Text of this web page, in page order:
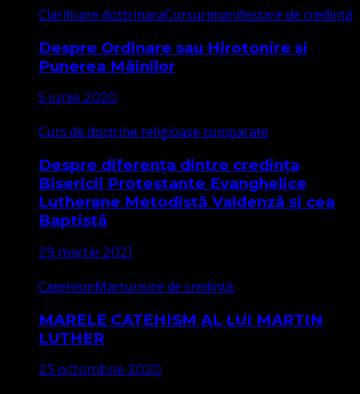
Clarificare doctrinaraCursurimanifestare de credință
Despre Ordinare sau Hirotonire și
Punerea Mâinilor
5 iunie 2020
Curs de doctrine religioase comparate
Despre diferența dintre credința
Bisericii Protestante Evanghelice
Lutherane Metodistă Valdenză și cea
Baptistă
29 martie 2021
CatehismMarturisire de credință
MARELE CATEHISM AL LUI MARTIN
LUTHER
23 octombrie 2020